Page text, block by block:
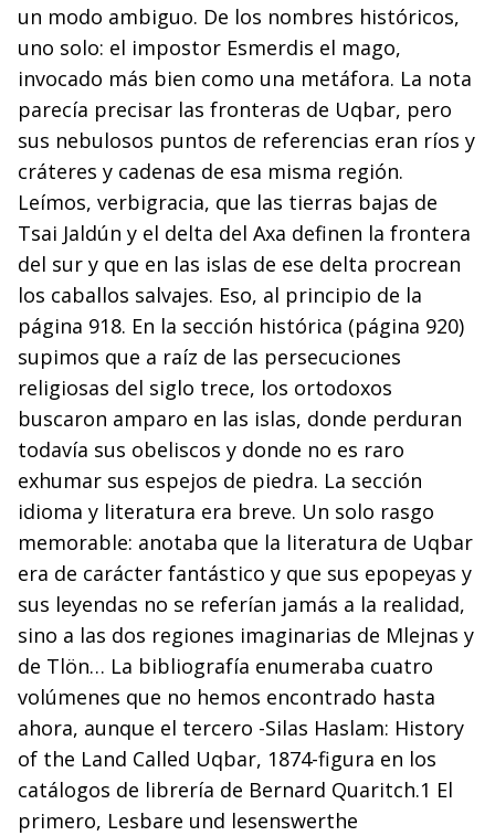
un modo ambiguo. De los nombres históricos,
uno solo: el impostor Esmerdis el mago,
invocado más bien como una metáfora. La nota
parecía precisar las fronteras de Uqbar, pero
sus nebulosos puntos de referencias eran ríos y
cráteres y cadenas de esa misma región.
Leímos, verbigracia, que las tierras bajas de
Tsai Jaldún y el delta del Axa definen la frontera
del sur y que en las islas de ese delta procrean
los caballos salvajes. Eso, al principio de la
página 918. En la sección histórica (página 920)
supimos que a raíz de las persecuciones
religiosas del siglo trece, los ortodoxos
buscaron amparo en las islas, donde perduran
todavía sus obeliscos y donde no es raro
exhumar sus espejos de piedra. La sección
idioma y literatura era breve. Un solo rasgo
memorable: anotaba que la literatura de Uqbar
era de carácter fantástico y que sus epopeyas y
sus leyendas no se referían jamás a la realidad,
sino a las dos regiones imaginarias de Mlejnas y
de Tlön… La bibliografía enumeraba cuatro
volúmenes que no hemos encontrado hasta
ahora, aunque el tercero -Silas Haslam: History
of the Land Called Uqbar, 1874-figura en los
catálogos de librería de Bernard Quaritch.1 El
primero, Lesbare und lesenswerthe